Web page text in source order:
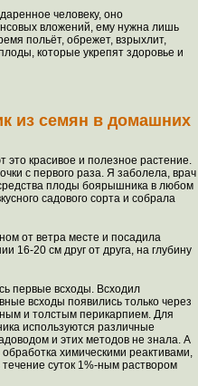
человеку, оно
вложений, ему нужна лишь
польёт, обрежет, взрыхлит,
которые укрепят здоровье и
из семян в домашних
красивое и полезное растение.
с первого раза. Я заболела, врач
плоды боярышника в любом
садового сорта и собрала
от ветра месте и посадила
16-20 см друг от друга, на глубину
первые всходы. Всходил
всходы появились только через
и толстым перикарпием. Для
используются различные
и этих методов не знала. А
химическими реактивами,
суток 1%-ным раствором